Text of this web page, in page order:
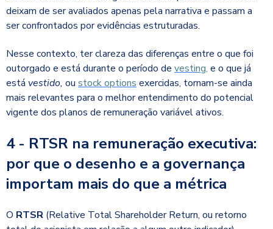
deixam de ser avaliados apenas pela narrativa e passam a
ser confrontados por evidências estruturadas.
Nesse contexto, ter clareza das diferenças entre o que foi
outorgado e está durante o período de vesting, e o que já
está vestido, ou stock options exercidas, tornam-se ainda
mais relevantes para o melhor entendimento do potencial
vigente dos planos de remuneração variável ativos.
4 - RTSR na remuneração executiva:
por que o desenho e a governança
importam mais do que a métrica
O RTSR (Relative Total Shareholder Return, ou retorno